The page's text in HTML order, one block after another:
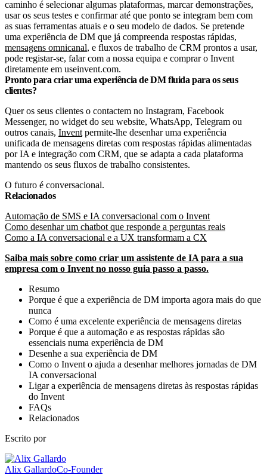
caminho é selecionar algumas plataformas, marcar demonstrações,
usar os seus testes e confirmar até que ponto se integram bem com
as suas ferramentas atuais e o seu modelo de dados. Se pretende
uma experiência de DM que já compreenda respostas rápidas,
mensagens omnicanal, e fluxos de trabalho de CRM prontos a usar,
pode registar-se, falar com a nossa equipa e comprar o Invent
diretamente em useinvent.com.
Pronto para criar uma experiência de DM fluida para os seus
clientes?
Quer os seus clientes o contactem no Instagram, Facebook
Messenger, no widget do seu website, WhatsApp, Telegram ou
outros canais, Invent permite-lhe desenhar uma experiência
unificada de mensagens diretas com respostas rápidas alimentadas
por IA e integração com CRM, que se adapta a cada plataforma
mantendo os seus fluxos de trabalho consistentes.
O futuro é conversacional.
Relacionados
Automação de SMS e IA conversacional com o Invent
Como desenhar um chatbot que responde a perguntas reais
Como a IA conversacional e a UX transformam a CX
Saiba mais sobre como criar um assistente de IA para a sua
empresa com o Invent no nosso guia passo a passo.
Resumo
Porque é que a experiência de DM importa agora mais do que
nunca
Como é uma excelente experiência de mensagens diretas
Porque é que a automação e as respostas rápidas são
essenciais numa experiência de DM
Desenhe a sua experiência de DM
Como o Invent o ajuda a desenhar melhores jornadas de DM
IA conversacional
Ligar a experiência de mensagens diretas às respostas rápidas
do Invent
FAQs
Relacionados
Escrito por
Alix GallardoCo-Founder